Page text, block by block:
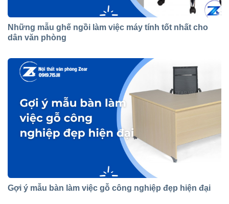
Những mẫu ghế ngồi làm việc máy tính tốt nhất cho
dân văn phòng
Gợi ý mẫu bàn làm việc gỗ công nghiệp đẹp hiện đại